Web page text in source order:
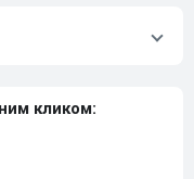
кликом: